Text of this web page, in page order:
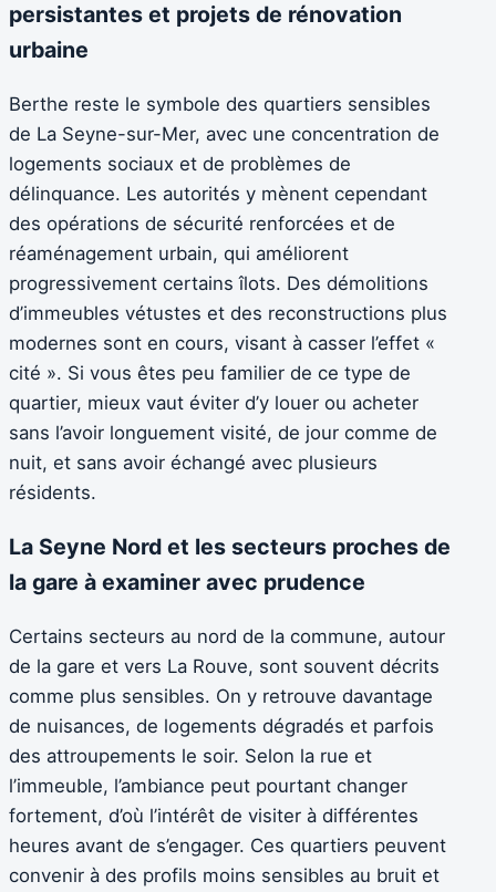
persistantes et projets de rénovation
urbaine
Berthe reste le symbole des quartiers sensibles
de La Seyne-sur-Mer, avec une concentration de
logements sociaux et de problèmes de
délinquance. Les autorités y mènent cependant
des opérations de sécurité renforcées et de
réaménagement urbain, qui améliorent
progressivement certains îlots. Des démolitions
d’immeubles vétustes et des reconstructions plus
modernes sont en cours, visant à casser l’effet «
cité ». Si vous êtes peu familier de ce type de
quartier, mieux vaut éviter d’y louer ou acheter
sans l’avoir longuement visité, de jour comme de
nuit, et sans avoir échangé avec plusieurs
résidents.
La Seyne Nord et les secteurs proches de
la gare à examiner avec prudence
Certains secteurs au nord de la commune, autour
de la gare et vers La Rouve, sont souvent décrits
comme plus sensibles. On y retrouve davantage
de nuisances, de logements dégradés et parfois
des attroupements le soir. Selon la rue et
l’immeuble, l’ambiance peut pourtant changer
fortement, d’où l’intérêt de visiter à différentes
heures avant de s’engager. Ces quartiers peuvent
convenir à des profils moins sensibles au bruit et